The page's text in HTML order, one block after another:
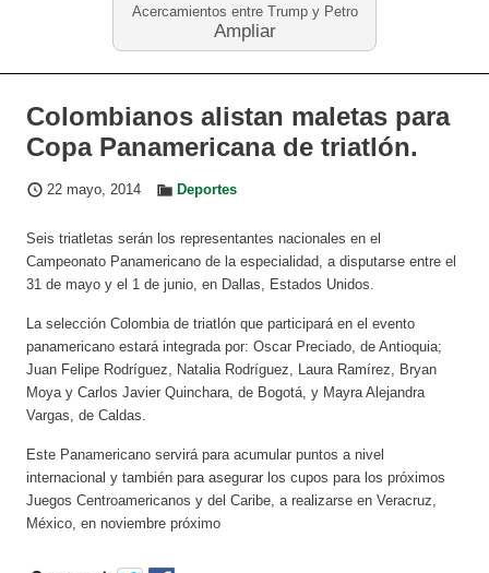
Acercamientos entre Trump y Petro
Ampliar
Colombianos alistan maletas para
Copa Panamericana de triatlón.
22 mayo, 2014 Deportes
Seis triatletas serán los representantes nacionales en el
Campeonato Panamericano de la especialidad, a disputarse entre el
31 de mayo y el 1 de junio, en Dallas, Estados Unidos.
La selección Colombia de triatlón que participará en el evento
panamericano estará integrada por: Oscar Preciado, de Antioquia;
Juan Felipe Rodríguez, Natalia Rodríguez, Laura Ramírez, Bryan
Moya y Carlos Javier Quinchara, de Bogotá, y Mayra Alejandra
Vargas, de Caldas.
Este Panamericano servirá para acumular puntos a nivel
internacional y también para asegurar los cupos para los próximos
Juegos Centroamericanos y del Caribe, a realizarse en Veracruz,
México, en noviembre próximo